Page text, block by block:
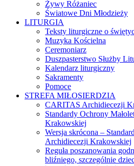
Żywy Różaniec
Światowe Dni Młodzieży
LITURGIA
Teksty liturgiczne o
Muzyka Kościelna
Ceremoniarz
Duszpasterstwo Służby
Kalendarz liturgiczny
Sakramenty
Pomoce
STREFA MIŁOSIERDZIA
CARITAS Archidiecezji
Standardy Ochrony
Krakowskiej
Wersja skrócona –
Archidiecezji Krakowskiej
Reguła poszanowania
bliźniego, szczególnie